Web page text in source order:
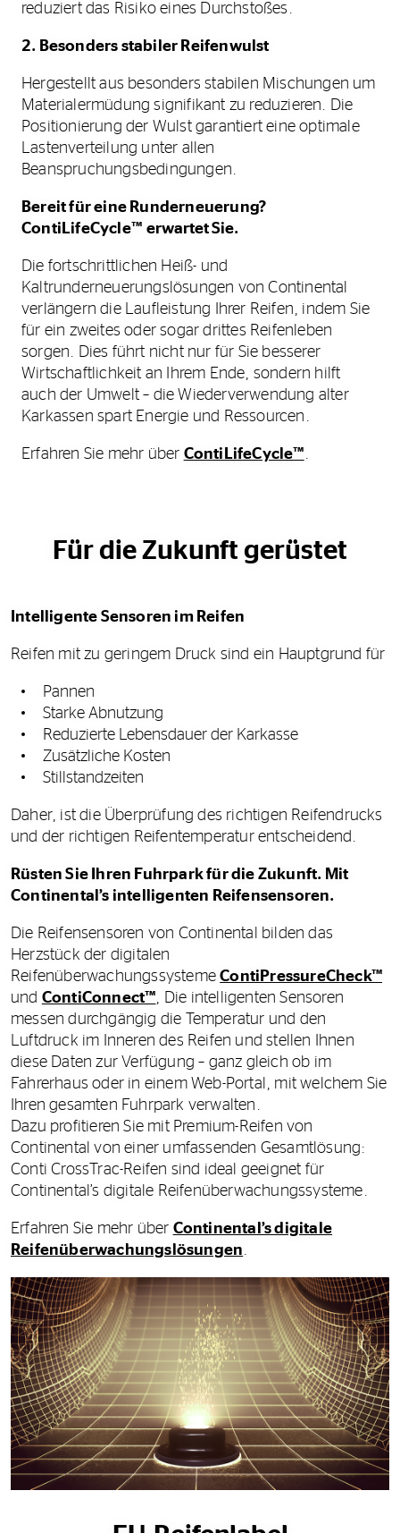
reduziert das Risiko eines Durchstoßes.
2. Besonders stabiler Reifenwulst
Hergestellt aus besonders stabilen Mischungen um
Materialermüdung signifikant zu reduzieren. Die
Positionierung der Wulst garantiert eine optimale
Lastenverteilung unter allen
Beanspruchungsbedingungen.
Bereit für eine Runderneuerung?
ContiLifeCycle™ erwartet Sie.
Die fortschrittlichen Heiß- und
Kaltrunderneuerungslösungen von Continental
verlängern die Laufleistung Ihrer Reifen, indem Sie
für ein zweites oder sogar drittes Reifenleben
sorgen. Dies führt nicht nur für Sie besserer
Wirtschaftlichkeit an Ihrem Ende, sondern hilft
auch der Umwelt – die Wiederverwendung alter
Karkassen spart Energie und Ressourcen.
Erfahren Sie mehr über ContiLifeCycle™.
Für die Zukunft gerüstet
Intelligente Sensoren im Reifen
Reifen mit zu geringem Druck sind ein Hauptgrund für
Pannen
Starke Abnutzung
Reduzierte Lebensdauer der Karkasse
Zusätzliche Kosten
Stillstandzeiten
Daher, ist die Überprüfung des richtigen Reifendrucks
und der richtigen Reifentemperatur entscheidend.
Rüsten Sie Ihren Fuhrpark für die Zukunft. Mit
Continental’s intelligenten Reifensensoren.
Die Reifensensoren von Continental bilden das
Herzstück der digitalen
ReifenüberwachungssystemeContiPressureCheck™
und ContiConnect™, Die intelligenten Sensoren
messen durchgängig die Temperatur und den
Luftdruck im Inneren des Reifen und stellen Ihnen
diese Daten zur Verfügung – ganz gleich ob im
Fahrerhaus oder in einem Web-Portal, mit welchem Sie
Ihren gesamten Fuhrpark verwalten.
Dazu profitieren Sie mit Premium-Reifen von
Continental von einer umfassenden Gesamtlösung:
Conti CrossTrac-Reifen sind ideal geeignet für
Continental’s digitale Reifenüberwachungssysteme.
Erfahren Sie mehr über Continental’s digitale
Reifenüberwachungslösungen.